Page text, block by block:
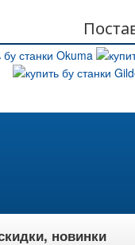
новинки